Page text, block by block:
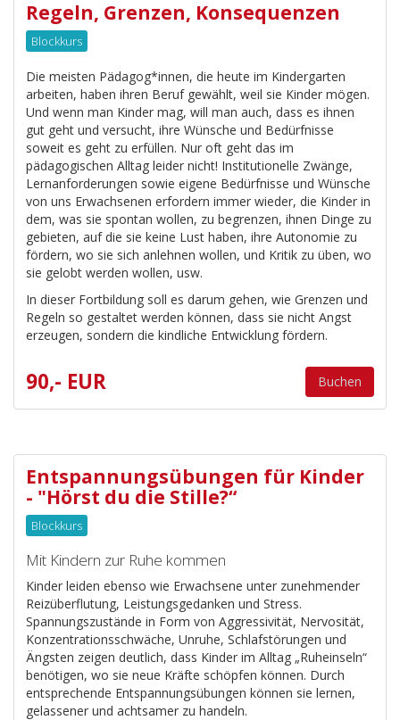
Regeln, Grenzen, Konsequenzen
Blockkurs
Die meisten Pädagog*innen, die heute im Kindergarten
arbeiten, haben ihren Beruf gewählt, weil sie Kinder mögen.
Und wenn man Kinder mag, will man auch, dass es ihnen
gut geht und versucht, ihre Wünsche und Bedürfnisse
soweit es geht zu erfüllen. Nur oft geht das im
pädagogischen Alltag leider nicht! Institutionelle Zwänge,
Lernanforderungen sowie eigene Bedürfnisse und Wünsche
von uns Erwachsenen erfordern immer wieder, die Kinder in
dem, was sie spontan wollen, zu begrenzen, ihnen Dinge zu
gebieten, auf die sie keine Lust haben, ihre Autonomie zu
fördern, wo sie sich anlehnen wollen, und Kritik zu üben, wo
sie gelobt werden wollen, usw.
In dieser Fortbildung soll es darum gehen, wie Grenzen und
Regeln so gestaltet werden können, dass sie nicht Angst
erzeugen, sondern die kindliche Entwicklung fördern.
90,- EUR Buchen
Entspannungsübungen für Kinder
- "Hörst du die Stille?“
Blockkurs
Mit Kindern zur Ruhe kommen
Kinder leiden ebenso wie Erwachsene unter zunehmender
Reizüberflutung, Leistungsgedanken und Stress.
Spannungszustände in Form von Aggressivität, Nervosität,
Konzentrationsschwäche, Unruhe, Schlafstörungen und
Ängsten zeigen deutlich, dass Kinder im Alltag „Ruheinseln“
benötigen, wo sie neue Kräfte schöpfen können. Durch
entsprechende Entspannungsübungen können sie lernen,
gelassener und achtsamer zu handeln.